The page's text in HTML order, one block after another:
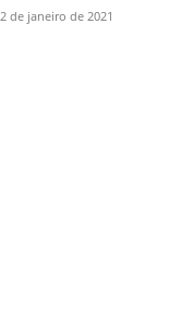
2 de janeiro de 2021